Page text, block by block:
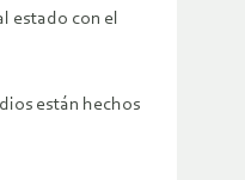
estado con el
están hechos